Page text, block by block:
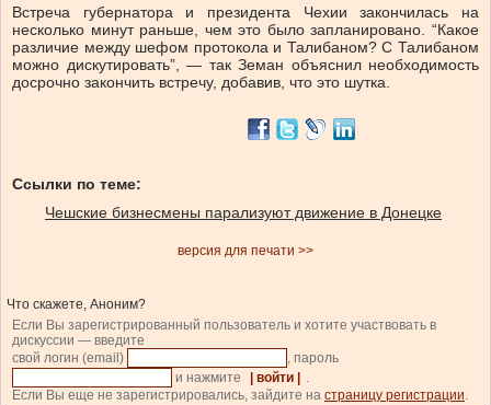
Встреча губернатора и президента Чехии закончилась на
несколько минут раньше, чем это было запланировано. “Какое
различие между шефом протокола и Талибаном? С Талибаном
можно дискутировать”, — так Земан объяснил необходимость
досрочно закончить встречу, добавив, что это шутка.
Ссылки по теме:
Чешские бизнесмены парализуют движение в Донецке
версия для печати >>
Что скажете, Аноним?
Если Вы зарегистрированный пользователь и хотите участвовать в
дискуссии — введите
свой логин (email)
, пароль
и нажмите
| войти |
.
Если Вы еще не зарегистрировались, зайдите на страницу регистрации.